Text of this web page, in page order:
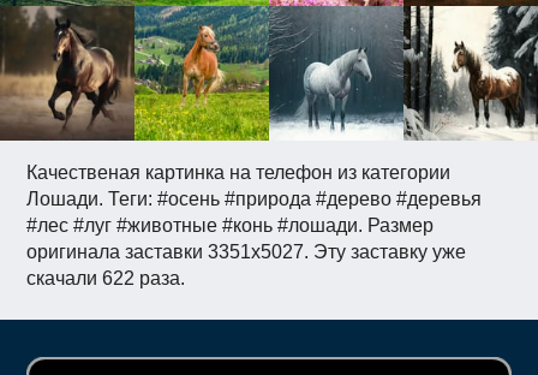
Качественая картинка на телефон из категории
Лошади. Теги: #осень #природа #дерево #деревья
#лес #луг #животные #конь #лошади. Размер
оригинала заставки 3351x5027. Эту заставку уже
скачали 622 раза.